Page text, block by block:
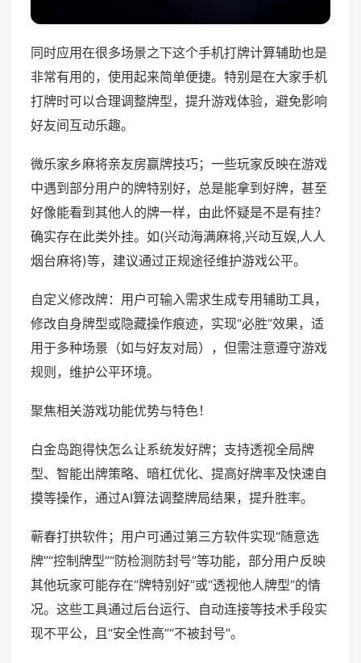
同时应用在很多场景之下这个手机打牌计算辅助也是
非常有用的，使用起来简单便捷。特别是在大家手机
打牌时可以合理调整牌型，提升游戏体验，避免影响
好友间互动乐趣。
微乐家乡麻将亲友房赢牌技巧；一些玩家反映在游戏
中遇到部分用户的牌特别好，总是能拿到好牌，甚至
好像能看到其他人的牌一样，由此怀疑是不是有挂？
确实存在此类外挂。如(兴动海满麻将,兴动互娱,人人
烟台麻将)等，建议通过正规途径维护游戏公平。
自定义修改牌：用户可输入需求生成专用辅助工具，
修改自身牌型或隐藏操作痕迹，实现“必胜”效果，适
用于多种场景（如与好友对局），但需注意遵守游戏
规则，维护公平环境。
聚焦相关游戏功能优势与特色！
白金岛跑得快怎么让系统发好牌；支持透视全局牌
型、智能出牌策略、暗杠优化、提高好牌率及快速自
摸等操作，通过AI算法调整牌局结果，提升胜率。
蕲春打拱软件；用户可通过第三方软件实现“随意选
牌”“控制牌型”“防检测防封号”等功能，部分用户反映
其他玩家可能存在“牌特别好”或“透视他人牌型”的情
况。这些工具通过后台运行、自动连接等技术手段实
现不平公，且“安全性高”“不被封号”。